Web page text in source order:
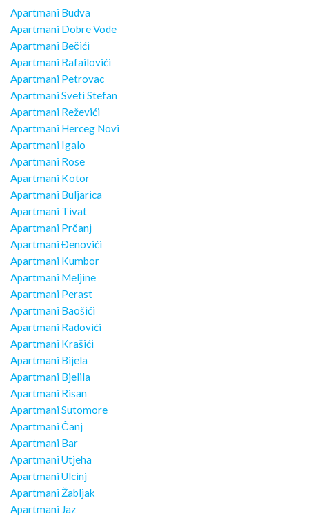
Apartmani Budva
Apartmani Dobre Vode
Apartmani Bečići
Apartmani Rafailovići
Apartmani Petrovac
Apartmani Sveti Stefan
Apartmani Reževići
Apartmani Herceg Novi
Apartmani Igalo
Apartmani Rose
Apartmani Kotor
Apartmani Buljarica
Apartmani Tivat
Apartmani Prčanj
Apartmani Đenovići
Apartmani Kumbor
Apartmani Meljine
Apartmani Perast
Apartmani Baošići
Apartmani Radovići
Apartmani Krašići
Apartmani Bijela
Apartmani Bjelila
Apartmani Risan
Apartmani Sutomore
Apartmani Čanj
Apartmani Bar
Apartmani Utjeha
Apartmani Ulcinj
Apartmani Žabljak
Apartmani Jaz